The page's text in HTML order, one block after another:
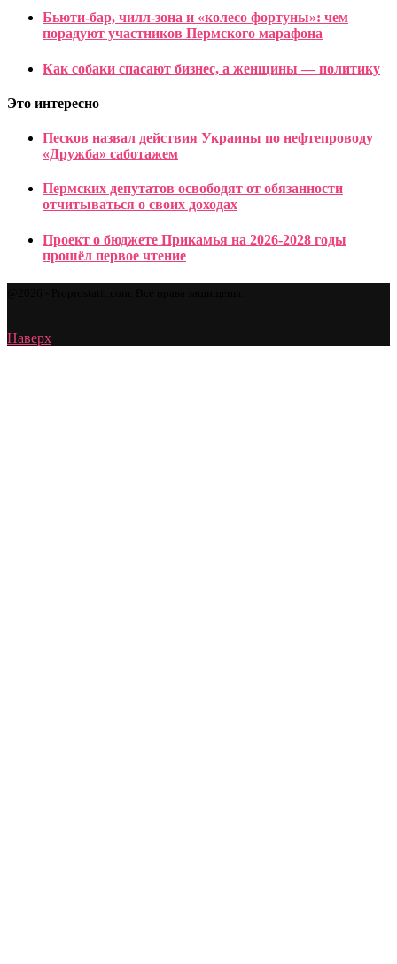
Бьюти-бар, чилл-зона и «колесо фортуны»: чем
порадуют участников Пермского марафона
Как собаки спасают бизнес, а женщины — политику
Это интересно
Песков назвал действия Украины по нефтепроводу
«Дружба» саботажем
Пермских депутатов освободят от обязанности
отчитываться о своих доходах
Проект о бюджете Прикамья на 2026-2028 годы
прошёл первое чтение
Наверх